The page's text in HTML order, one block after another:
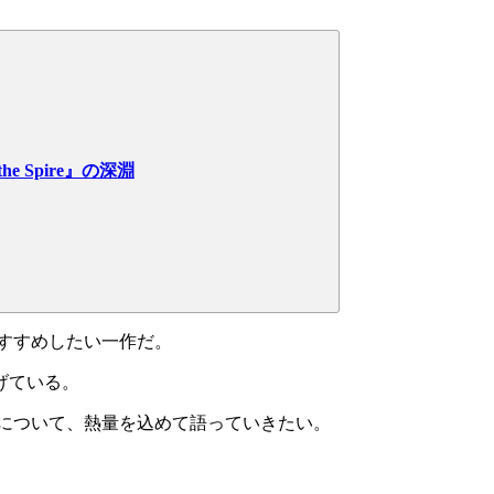
Spire』の深淵
すめしたい一作だ。
いる。
ついて、熱量を込めて語っていきたい。